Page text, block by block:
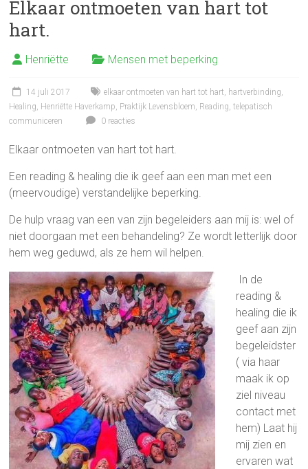
b
o
ok
er
n
Elkaar ontmoeten van hart tot
hart.
Henriëtte Mensen met beperking
14 juli 2017 elkaar ontmoeten van hart tot hart, hartverbinding,
Healing, Henriëtte Haverkamp, Praktijk Levensbloem, Reading,telepatisch
communiceren
0 reacties
Elkaar ontmoeten van hart tot hart.
Een reading & healing die ik geef aan een man met een
(meervoudige) verstandelijke beperking.
De hulp vraag van een van zijn begeleiders aan mij is: wel of
niet doorgaan met een behandeling? Ze wordt letterlijk door
hem weg geduwd, als ze hem wil helpen.
In de
reading &
healing die ik
geef aan zijn
begeleidster
( via haar
maak ik op
ziel niveau
contact met
hem) Laat hij
mij zien en
ervaren wat